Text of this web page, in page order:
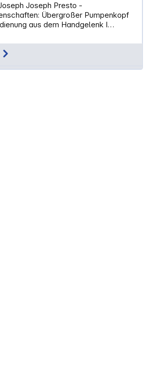
Joseph Presto -
Übergroßer Pumpenkopf
aus dem Handgelenk I…